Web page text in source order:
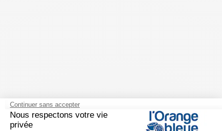
Mobilité debout
Continuer sans accepter
Nous respectons votre vie
privée